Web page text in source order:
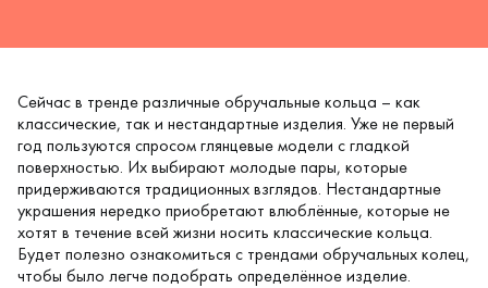
Сейчас в тренде различные обручальные кольца – как
классические, так и нестандартные изделия. Уже не первый
год пользуются спросом глянцевые модели с гладкой
поверхностью. Их выбирают молодые пары, которые
придерживаются традиционных взглядов. Нестандартные
украшения нередко приобретают влюблённые, которые не
хотят в течение всей жизни носить классические кольца.
Будет полезно ознакомиться с трендами обручальных колец,
чтобы было легче подобрать определённое изделие.